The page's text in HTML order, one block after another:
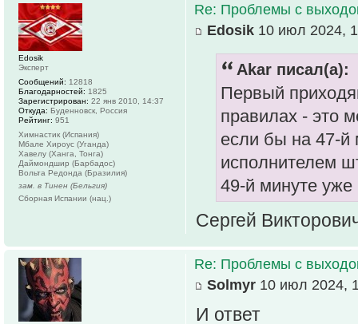
Re: Проблемы с
Edosik 10 июл 2024,
Akar писал(а):
Первый
правилах - это
если бы на 47-
исполнителем
49-й минуте
Сергей
Edosik
Эксперт
Сообщений: 12818
Благодарностей: 1825
Зарегистрирован: 22 янв 2010, 14:37
Откуда: Буденновск, Россия
Рейтинг: 951
Химнастик (Испания)
Мбале Хироус (Уганда)
Хавелу (Ханга, Тонга)
Даймондшир (Барбадос)
Вольта Редонда (Бразилия)
зам. в Тинен (Бельгия)
Сборная Испании (нац.)
Re: Проблемы с
Solmyr 10 июл 2024,
И ответ